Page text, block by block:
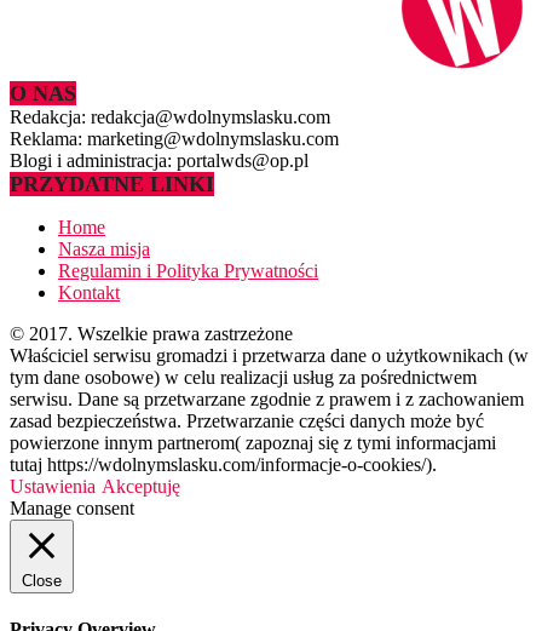
O NAS
Redakcja: redakcja@wdolnymslasku.com
Reklama: marketing@wdolnymslasku.com
Blogi i administracja: portalwds@op.pl
PRZYDATNE LINKI
Home
Nasza misja
Regulamin i Polityka Prywatności
Kontakt
© 2017. Wszelkie prawa zastrzeżone
Właściciel serwisu gromadzi i przetwarza dane o użytkownikach (w
tym dane osobowe) w celu realizacji usług za pośrednictwem
serwisu. Dane są przetwarzane zgodnie z prawem i z zachowaniem
zasad bezpieczeństwa. Przetwarzanie części danych może być
powierzone innym partnerom( zapoznaj się z tymi informacjami
tutaj https://wdolnymslasku.com/informacje-o-cookies/).
Ustawienia Akceptuję
Manage consent
Close